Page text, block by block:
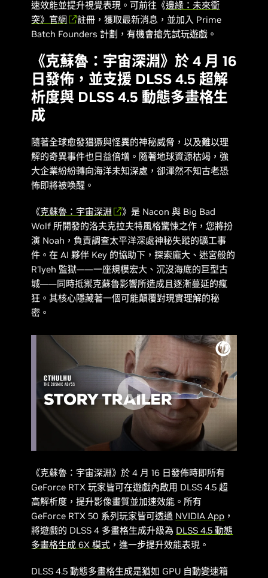
速效能並提升視覺表現。可前往《邊緣：未來衝
突》官網
註冊，獲取最新消息，並加入 Prime
Batch Founders 計劃，有機會搶先試玩遊戲。
《克蘇魯：宇宙深淵》於 4 月 16
日發佈，並支援 DLSS 4.5 超解
析度與 DLSS 4.5 動態多畫格生
成
隨著全球愈發猖獗與怪異的神秘威脅，以及難以理
解的奇異事件也日益倍增。隨著地球資源枯竭，強
大企業紛紛轉向海洋未知深處，卻渾然不知古老恐
怖即將被喚醒。
《克蘇魯：宇宙深淵
》是 Nacon 與 Big Bad
Wolf 所開發的洛夫克拉夫特風格驚悚之作，您將扮
演 Noah，負責調查太平洋深處神秘失蹤的礦工事
件。在 AI 夥伴 Key 的協助下，探索龐大、迷宮般的
R'lyeh 監獄——一座規模宏大、沉沒海底的巨型古
城——同時抵禦克蘇魯影響所造成且逐漸蔓延的瘋
狂。其核心隱藏著一個可能顛覆對現實理解的秘
密。
《克蘇魯：宇宙深淵》於 4 月 16 日發佈時即所有
GeForce RTX 玩家皆可在遊戲內啟用 DLSS 4.5 超
高解析度，提升影像畫質並加速效能。所有
GeForce RTX 50 系列玩家皆可透過 NVIDIA App ，
將遊戲的 DLSS 4 多畫格生成升級為 DLSS 4.5 動態
多畫格生成 6X 模式 ，進一步提升效能表現。
DLSS 4.5 動態多畫格生成是猶如 GPU 自動變速箱